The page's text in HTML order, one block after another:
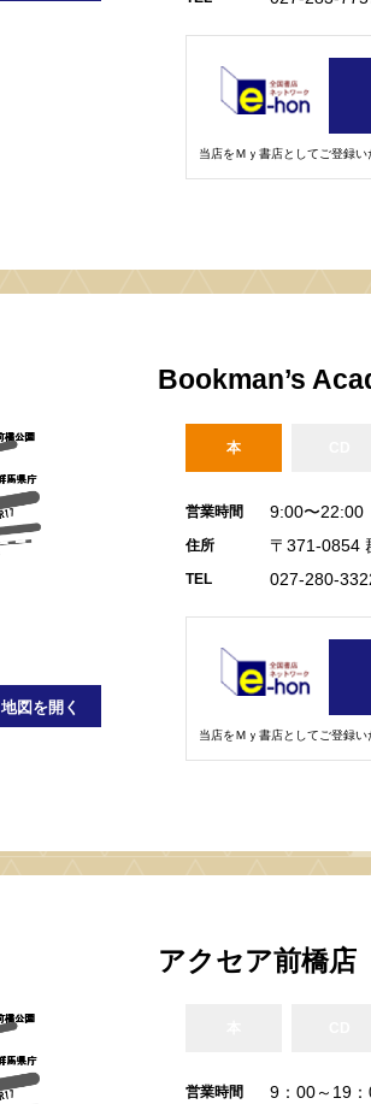
当店をＭｙ書店としてご登録
地図を開く
Bookman’s
本
営業時間 9:00〜22:00
住所 〒371-0854
TEL 027-280-
当店をＭｙ書店としてご登録
アクセア前橋店
営業時間 9：00～19